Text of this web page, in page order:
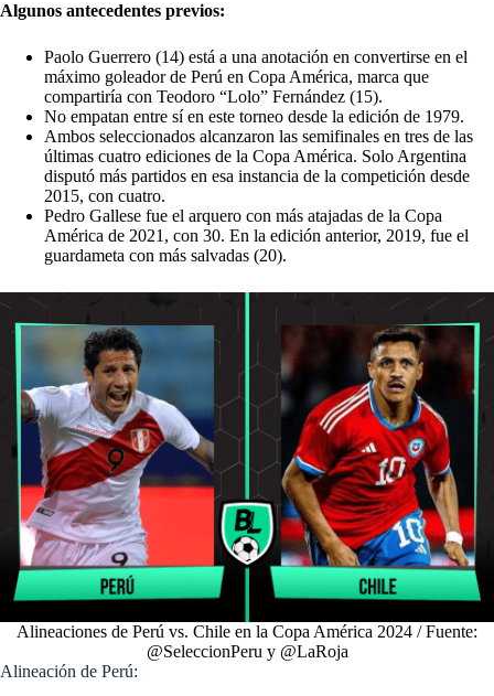
Algunos antecedentes previos:
Paolo Guerrero (14) está a una anotación en convertirse en el
máximo goleador de Perú en Copa América, marca que
compartiría con Teodoro “Lolo” Fernández (15).
No empatan entre sí en este torneo desde la edición de 1979.
Ambos seleccionados alcanzaron las semifinales en tres de las
últimas cuatro ediciones de la Copa América. Solo Argentina
disputó más partidos en esa instancia de la competición desde
2015, con cuatro.
Pedro Gallese fue el arquero con más atajadas de la Copa
América de 2021, con 30. En la edición anterior, 2019, fue el
guardameta con más salvadas (20).
Alineaciones de Perú vs. Chile en la Copa América 2024 / Fuente:
@SeleccionPeru y @LaRoja
Alineación de Perú: